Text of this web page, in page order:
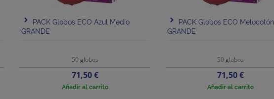
PACK Globos ECO Azul Medio
GRANDE
50 globos
Precio
71,50 €
Añadir al carrito
PACK Globos ECO Melocotón
GRANDE
50 globos
Precio
71,50 €
Añadir al carrito